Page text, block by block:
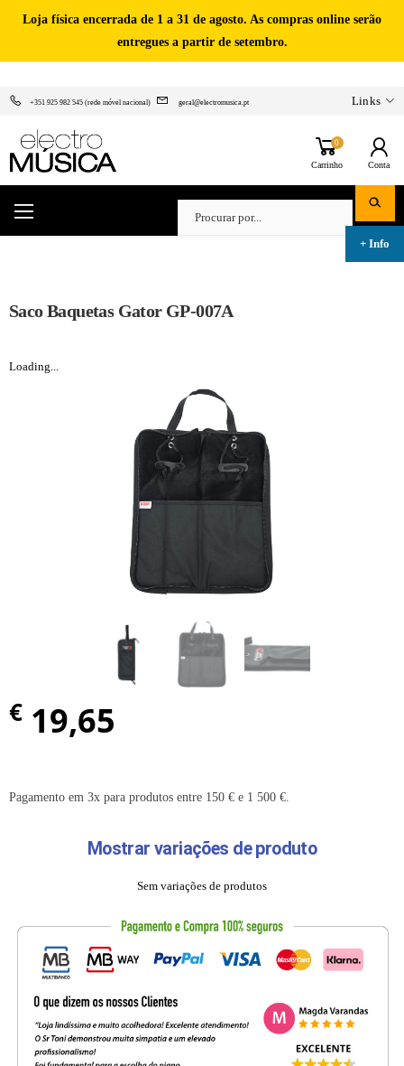
Loja física encerrada de 1 a 31 de agosto. As compras online serão
entregues a partir de setembro.
+351 925 982 545 (rede móvel nacional) geral@electromusica.pt Links
0
Carrinho Conta
Saco Baquetas Gator GP-007A
Loading...
€ 19,65
Pagamento em 3x para produtos entre 150 € e 1 500 €.
Mostrar variações de produto
Sem variações de produtos